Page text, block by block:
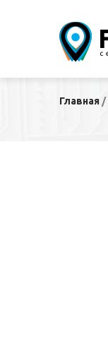
Главная /